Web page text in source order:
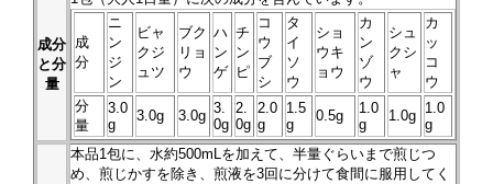
成分
と分
量
成
分
ニ
ン
ジ
ン
ビャ
クジ
ュツ
ブク
リョ
ウ
ハ
ン
ゲ
チ
ン
ピ
コ
ウ
ブ
シ
タ
イ
ソ
ウ
ショ
ウキ
ョウ
カ
ン
ゾ
ウ
シュ
クシ
ャ
カ
ッ
コ
ウ
分
量
3.0
g
3.0g 3.0g 3.
0g
2.
0g
2.0
g
1.5
g
0.5g
1.0
g
1.0g 1.0
g
本品1包に、水約500mLを加えて、半量ぐらいまで煎じつ
め、煎じかすを除き、煎液を3回に分けて食間に服用してく